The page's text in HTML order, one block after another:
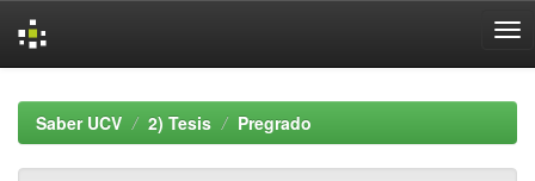
navigationSaber UCV 2) Tesis Pregrado